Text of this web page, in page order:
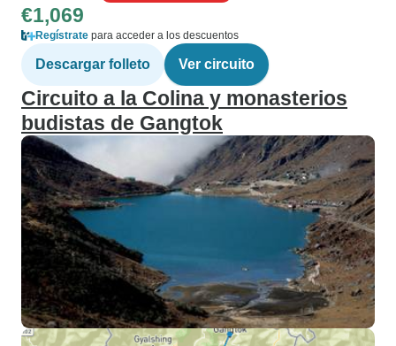
€1,069
Regístrate para acceder a los descuentos
Descargar folleto Ver circuito
Circuito a la Colina y monasterios
budistas de Gangtok